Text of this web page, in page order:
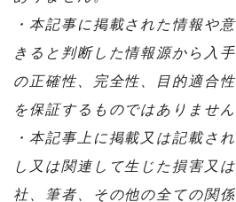
・本記事に掲載された情報や
きると判断した情報源から入
の正確性、完全性、目的適合
を保証するものではありません
・本記事上に掲載又は記載さ
し又は関連して生じた損害又
社、筆者、その他の全ての関